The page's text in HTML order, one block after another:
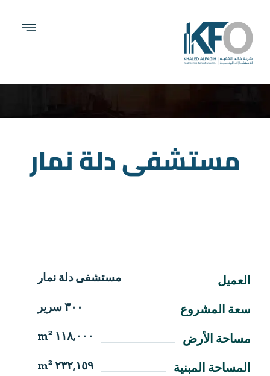
مستشفى دلة نمار
العميل مستشفى دلة نمار
سعة المشروع ٣٠٠ سرير
مساحة الأرض ١١٨,٠٠٠ m²
المساحة المبنية ٢٣٢,١٥٩ m²